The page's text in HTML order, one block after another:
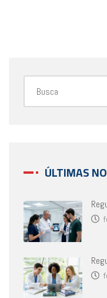
ÚLTIMAS